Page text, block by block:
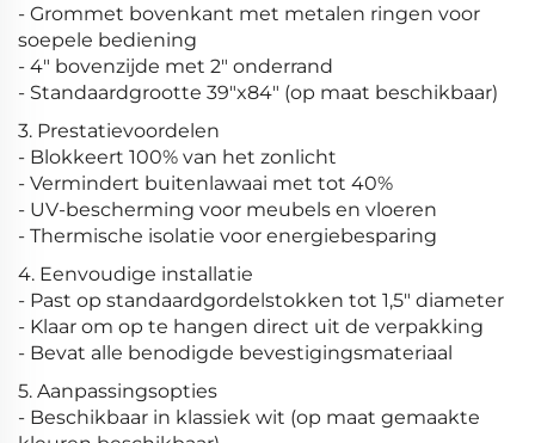
- Grommet bovenkant met metalen ringen voor
soepele bediening
- 4" bovenzijde met 2" onderrand
- Standaardgrootte 39"x84" (op maat beschikbaar)
3. Prestatievoordelen
- Blokkeert 100% van het zonlicht
- Vermindert buitenlawaai met tot 40%
- UV-bescherming voor meubels en vloeren
- Thermische isolatie voor energiebesparing
4. Eenvoudige installatie
- Past op standaardgordelstokken tot 1,5" diameter
- Klaar om op te hangen direct uit de verpakking
- Bevat alle benodigde bevestigingsmateriaal
5. Aanpassingsopties
- Beschikbaar in klassiek wit (op maat gemaakte